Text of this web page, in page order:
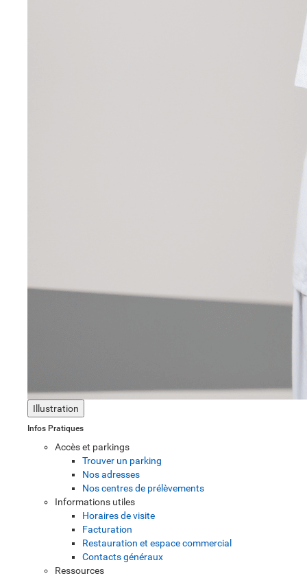
Illustration
Infos Pratiques
Accès et parkings
Trouver un parking
Nos adresses
Nos centres de prélèvements
Informations utiles
Horaires de visite
Facturation
Restauration et espace commercial
Contacts généraux
Ressources